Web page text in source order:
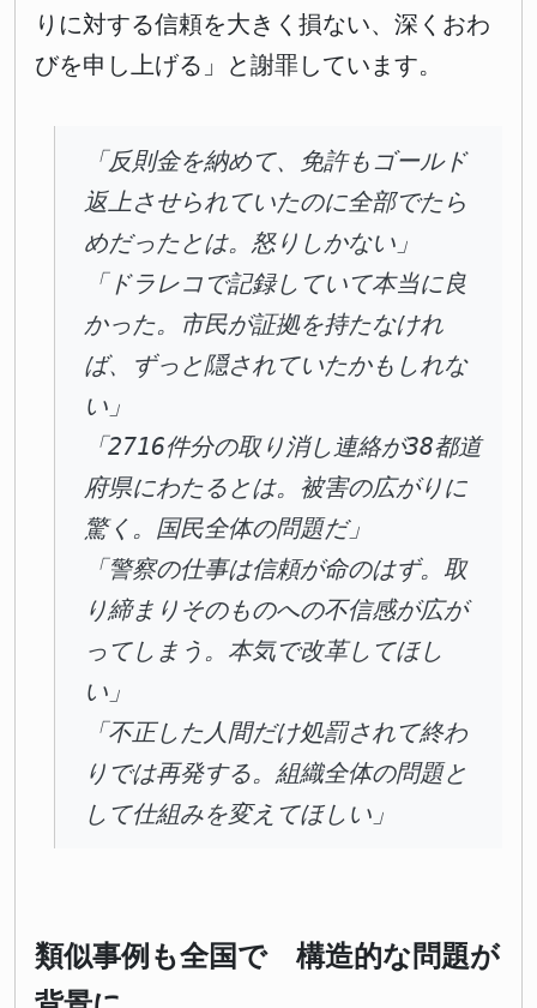
りに対する信頼を大きく損ない、深くおわ
びを申し上げる」と謝罪しています。
「反則金を納めて、免許もゴールド
返上させられていたのに全部でたら
めだったとは。怒りしかない」
「ドラレコで記録していて本当に良
かった。市民が証拠を持たなけれ
ば、ずっと隠されていたかもしれな
い」
「2716件分の取り消し連絡が38都道
府県にわたるとは。被害の広がりに
驚く。国民全体の問題だ」
「警察の仕事は信頼が命のはず。取
り締まりそのものへの不信感が広が
ってしまう。本気で改革してほし
い」
「不正した人間だけ処罰されて終わ
りでは再発する。組織全体の問題と
して仕組みを変えてほしい」
類似事例も全国で 構造的な問題が